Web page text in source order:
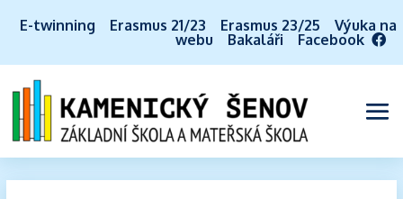
E-twinning Erasmus 21/23 Erasmus 23/25
Výuka na
webu
Bakaláři Facebook